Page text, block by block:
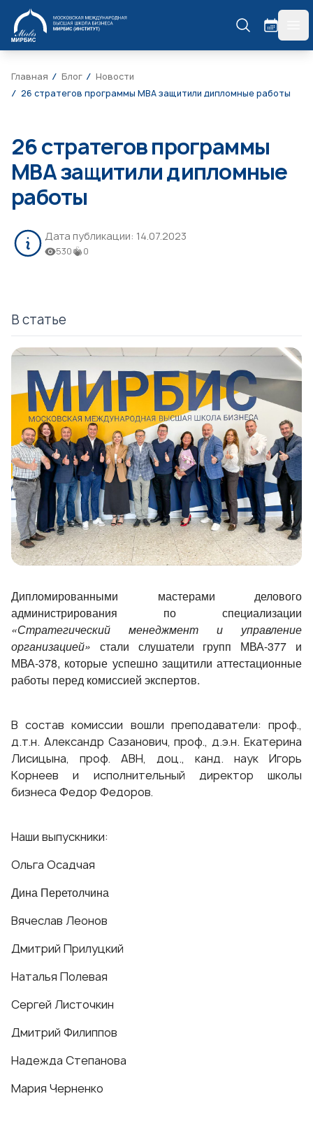
МИРБИС
Главная Блог
Новости
26 стратегов программы МВА защитили дипломные работы
26 стратегов программы
МВА защитили дипломные
работы
Дата публикации: 14.07.2023
530 0
В статье
Дипломированными мастерами делового
администрирования по специализации
«Стратегический менеджмент и управление
организацией»
стали слушатели групп МВА-377 и
МВА-378, которые успешно защитили аттестационные
работы перед комиссией экспертов.
В состав комиссии вошли преподаватели: проф.,
д.т.н. Александр Сазанович, проф., д.э.н. Екатерина
Лисицына, проф. АВН, доц., канд. наук Игорь
Корнеев и исполнительный директор школы
бизнеса Федор Федоров.
Наши выпускники:
Ольга Осадчая
Дина Перетолчина
Вячеслав Леонов
Дмитрий Прилуцкий
Наталья Полевая
Сергей Листочкин
Дмитрий Филиппов
Надежда Степанова
Мария Черненко